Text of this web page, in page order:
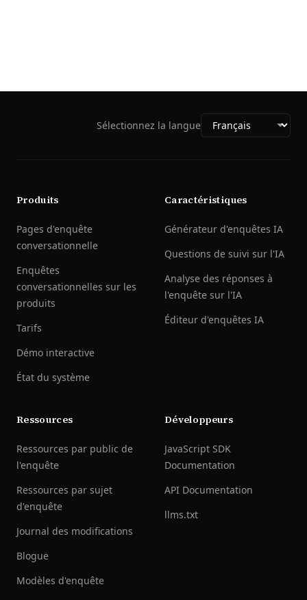
Sélectionnez la langue
Produits
Pages d'enquête
conversationnelle
Enquêtes
conversationnelles sur les
produits
Tarifs
Démo interactive
État du système
Caractéristiques
Générateur d'enquêtes IA
Questions de suivi sur l'IA
Analyse des réponses à
l'enquête sur l'IA
Éditeur d'enquêtes IA
Ressources
Ressources par public de
l'enquête
Ressources par sujet
d'enquête
Journal des modifications
Blogue
Modèles d'enquête
Développeurs
JavaScript SDK
Documentation
API Documentation
llms.txt